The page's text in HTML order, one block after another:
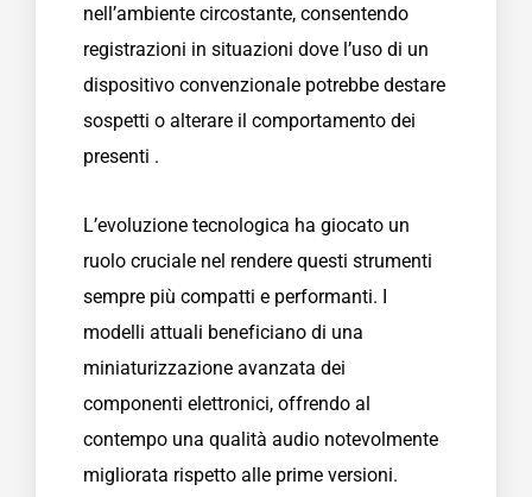
nell’ambiente circostante, consentendo
registrazioni in situazioni dove l’uso di un
dispositivo convenzionale potrebbe destare
sospetti o alterare il comportamento dei
presenti .
L’evoluzione tecnologica ha giocato un
ruolo cruciale nel rendere questi strumenti
sempre più compatti e performanti. I
modelli attuali beneficiano di una
miniaturizzazione avanzata dei
componenti elettronici, offrendo al
contempo una qualità audio notevolmente
migliorata rispetto alle prime versioni.